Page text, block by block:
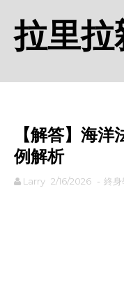
拉里拉
【解答】海
例解析
Larry 2/16/2026 - 終身